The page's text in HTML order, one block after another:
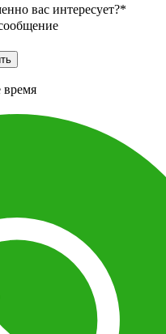
вас интересует?*